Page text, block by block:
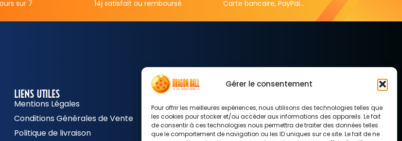
Gérer le consentement
Pour offrir les meilleures expériences, nous utilisons des technologies telles que
les cookies pour stocker et/ou accéder aux informations des appareils. Le fait
de consentir à ces technologies nous permettra de traiter des données telles
que le comportement de navigation ou les ID uniques sur ce site. Le fait de ne
ou remboursé
Carte bancaire, PayPal...
à partir de 50€ d’achat
LIENS UTILES
Mentions Légales
Conditions Générales de Vente
Politique de livraison
NEWSLETTER
E
-
m
S'inscrire